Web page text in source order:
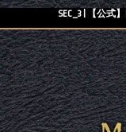
SEC_3 | 【公式